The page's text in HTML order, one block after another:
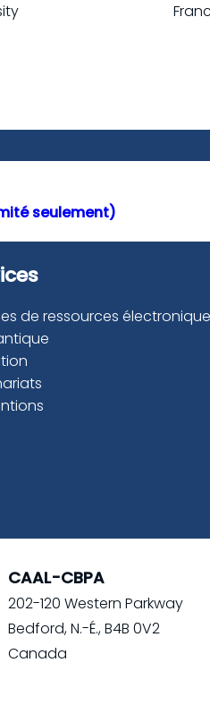
seulement)
de ressources
CAAL-CBPA
202-120 Western Parkway
Bedford, N.-É., B4B 0V2
Canada